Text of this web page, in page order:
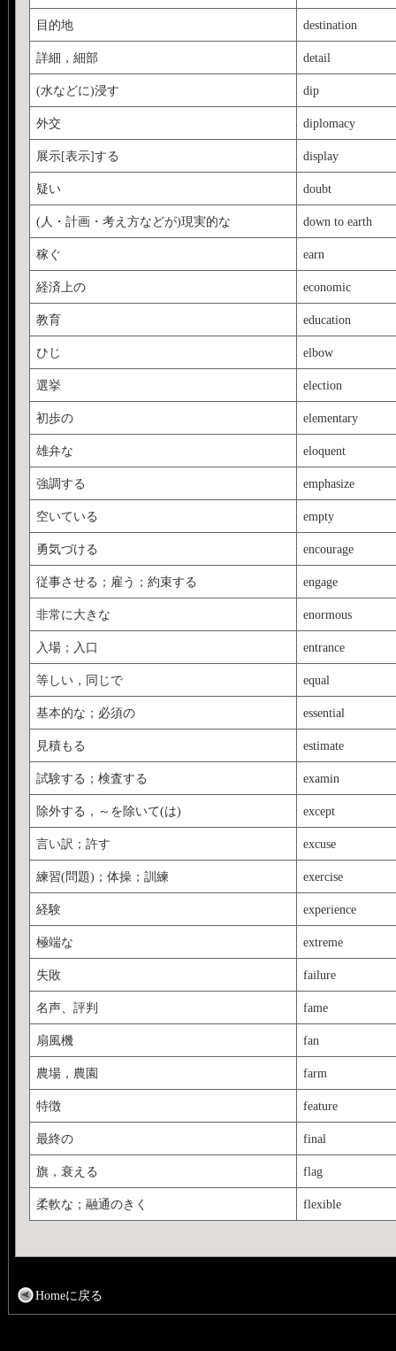
目的地 destination
詳細，細部 detail
(水などに)浸す dip
外交 diplomacy
展示[表示]する display
疑い doubt
(人・計画・考え方などが)現実的な down to earth
稼ぐ earn
経済上の economic
教育 education
ひじ elbow
選挙 election
初歩の elementary
雄弁な eloquent
強調する emphasize
空いている empty
勇気づける encourage
従事させる；雇う；約束する engage
非常に大きな enormous
入場；入口 entrance
等しい，同じで equal
基本的な；必須の essential
見積もる estimate
試験する；検査する examin
除外する，～を除いて(は) except
言い訳；許す excuse
練習(問題)；体操；訓練 exercise
経験 experience
極端な extreme
失敗 failure
名声、評判 fame
扇風機 fan
農場，農園 farm
特徴 feature
最終の final
旗，衰える flag
柔軟な；融通のきく flexible
Homeに戻る